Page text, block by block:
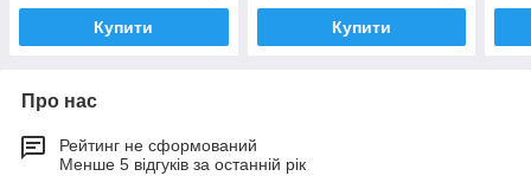
Купити Купити
Про нас
Рейтинг не сформований
Менше 5 відгуків за останній рік